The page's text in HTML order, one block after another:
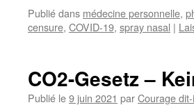
Publié dans médecine personnelle,
censure, COVID-19, spray nasal |
CO2-Gesetz –
Publié le9 juin 2021 parCourage